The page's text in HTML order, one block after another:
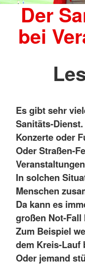
Der
bei
Es gibt sehr
Sanitäts-Dienst.
Konzerte oder
Oder Straßen-
In solchen
Menschen
Da kann es
großen Not-Fall
Zum Beispiel
dem Kreis-Lauf
Oder jemand